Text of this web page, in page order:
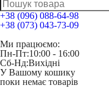
+38 (096) 088-64-98
+38 (073) 043-73-09
Ми працюємо:
Пн-Пт:10:00 - 16:00
Сб-Нд:Вихідні
У Вашому кошику
поки немає товарів